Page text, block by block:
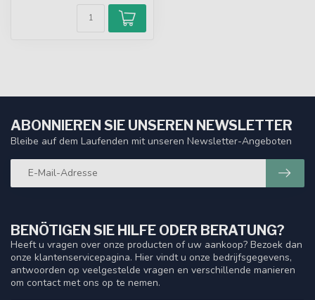
BENÖTIGEN SIE HILFE ODER BERATUNG?
Heeft u vragen over onze producten of uw aankoop? Bezoek dan
onze klantenservicepagina. Hier vindt u onze bedrijfsgegevens,
antwoorden op veelgestelde vragen en verschillende manieren
om contact met ons op te nemen.
ABONNIEREN SIE UNSEREN NEWSLETTER
Bleibe auf dem Laufenden mit unseren Newsletter-Angeboten